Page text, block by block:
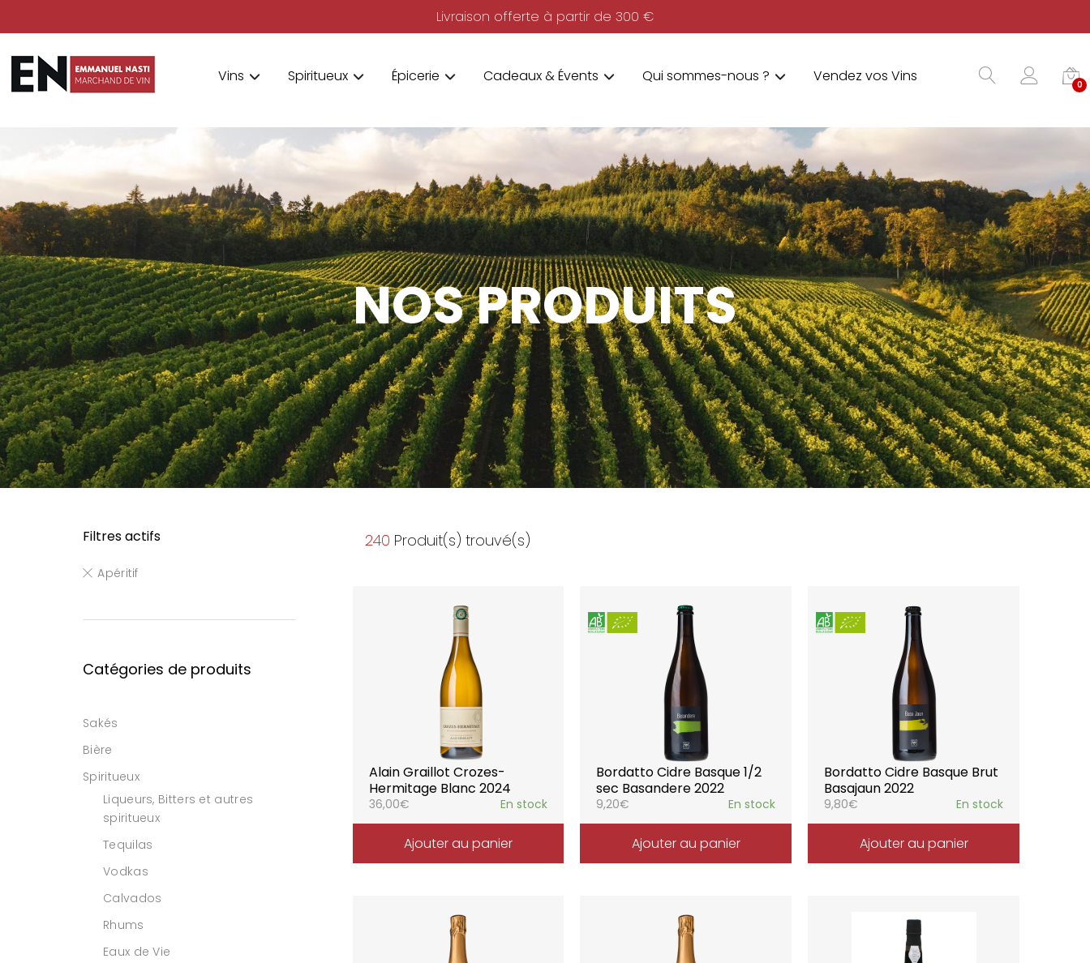
Livraison offerte à partir de 300 €
Vins Spiritueux Épicerie Cadeaux & Évents Qui sommes-nous ? Vendez vos Vins 0
NOS PRODUITS
240 Produit(s) trouvé(s)
Alain Graillot Crozes-
Hermitage Blanc 2024
36,00€ En stock
Ajouter au panier
Bordatto Cidre Basque 1/2
sec Basandere 2022
9,20€ En stock
Ajouter au panier
Bordatto Cidre Basque Brut
Basajaun 2022
9,80€ En stock
Ajouter au panier
Filtres actifs
Apéritif
Catégories de produits
Sakés
Bière
Spiritueux
Liqueurs, Bitters et autres
spiritueux
Tequilas
Vodkas
Calvados
Rhums
Eaux de Vie